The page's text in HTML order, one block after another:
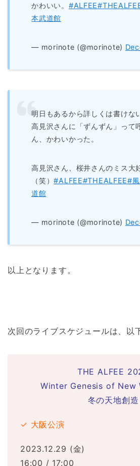
かわいい。 #ALFEE
本武道館
— morinote (@morinote)
明日もあるから詳しくは書けな
高見沢さんに「ずんずん」って
ん、かわいかった。
高見沢さん、桜井さんのミス大
（笑）#ALFEE#THEALFEE#
道館
— morinote (@morinote)
以上となります。
次回のライブスケジュールは、以
THE ALFEE
Winter Genesis of New
冬の天地創造
✓ 大阪公演
2023.12.29 (金)
16:00 / 17:00